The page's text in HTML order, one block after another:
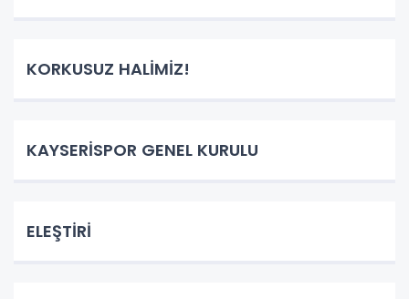
KORKUSUZ HALİMİZ!
KAYSERİSPOR GENEL KURULU
ELEŞTİRİ